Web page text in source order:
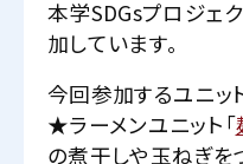
本学SDGsプロジェ
加しています。
今回参加するユニッ
★ラーメンユニット「
の煮干しや玉ねぎを